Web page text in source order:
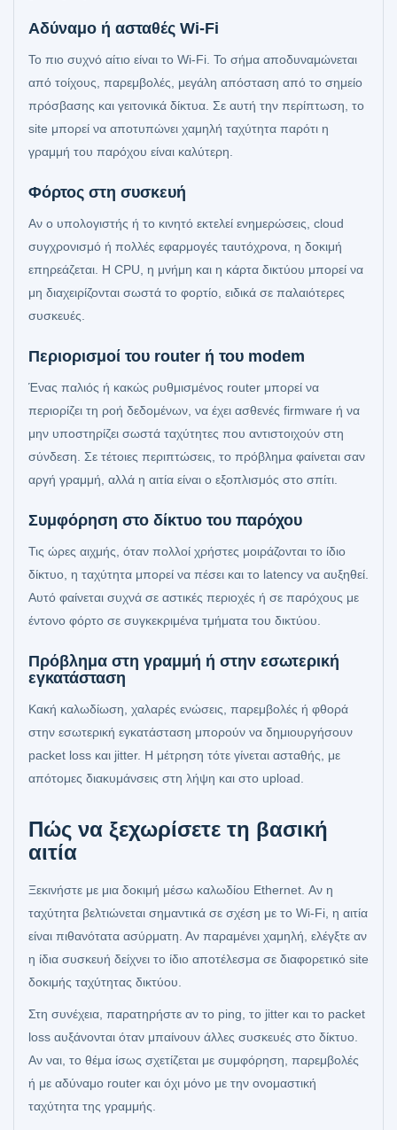
Αδύναμο ή ασταθές Wi‑Fi
Το πιο συχνό αίτιο είναι το Wi‑Fi. Το σήμα αποδυναμώνεται
από τοίχους, παρεμβολές, μεγάλη απόσταση από το σημείο
πρόσβασης και γειτονικά δίκτυα. Σε αυτή την περίπτωση, το
site μπορεί να αποτυπώνει χαμηλή ταχύτητα παρότι η
γραμμή του παρόχου είναι καλύτερη.
Φόρτος στη συσκευή
Αν ο υπολογιστής ή το κινητό εκτελεί ενημερώσεις, cloud
συγχρονισμό ή πολλές εφαρμογές ταυτόχρονα, η δοκιμή
επηρεάζεται. Η CPU, η μνήμη και η κάρτα δικτύου μπορεί να
μη διαχειρίζονται σωστά το φορτίο, ειδικά σε παλαιότερες
συσκευές.
Περιορισμοί του router ή του modem
Ένας παλιός ή κακώς ρυθμισμένος router μπορεί να
περιορίζει τη ροή δεδομένων, να έχει ασθενές firmware ή να
μην υποστηρίζει σωστά ταχύτητες που αντιστοιχούν στη
σύνδεση. Σε τέτοιες περιπτώσεις, το πρόβλημα φαίνεται σαν
αργή γραμμή, αλλά η αιτία είναι ο εξοπλισμός στο σπίτι.
Συμφόρηση στο δίκτυο του παρόχου
Τις ώρες αιχμής, όταν πολλοί χρήστες μοιράζονται το ίδιο
δίκτυο, η ταχύτητα μπορεί να πέσει και το latency να αυξηθεί.
Αυτό φαίνεται συχνά σε αστικές περιοχές ή σε παρόχους με
έντονο φόρτο σε συγκεκριμένα τμήματα του δικτύου.
Πρόβλημα στη γραμμή ή στην εσωτερική
εγκατάσταση
Κακή καλωδίωση, χαλαρές ενώσεις, παρεμβολές ή φθορά
στην εσωτερική εγκατάσταση μπορούν να δημιουργήσουν
packet loss και jitter. Η μέτρηση τότε γίνεται ασταθής, με
απότομες διακυμάνσεις στη λήψη και στο upload.
Πώς να ξεχωρίσετε τη βασική
αιτία
Ξεκινήστε με μια δοκιμή μέσω καλωδίου Ethernet. Αν η
ταχύτητα βελτιώνεται σημαντικά σε σχέση με το Wi‑Fi, η αιτία
είναι πιθανότατα ασύρματη. Αν παραμένει χαμηλή, ελέγξτε αν
η ίδια συσκευή δείχνει το ίδιο αποτέλεσμα σε διαφορετικό site
δοκιμής ταχύτητας δικτύου.
Στη συνέχεια, παρατηρήστε αν το ping, το jitter και το packet
loss αυξάνονται όταν μπαίνουν άλλες συσκευές στο δίκτυο.
Αν ναι, το θέμα ίσως σχετίζεται με συμφόρηση, παρεμβολές
ή με αδύναμο router και όχι μόνο με την ονομαστική
ταχύτητα της γραμμής.